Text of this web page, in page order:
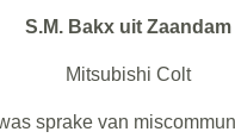
S.M. Bakx uit Zaandam
Mitsubishi Colt
sprake van